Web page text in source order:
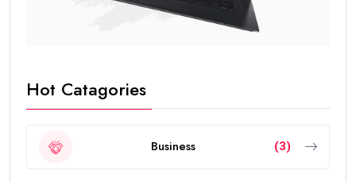
Hot Catagories
Business (3)